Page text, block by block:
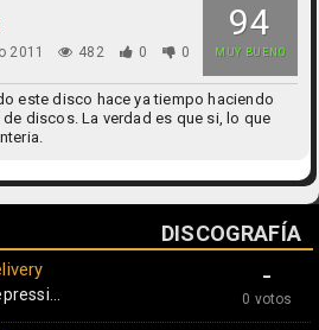
94
MUY BUENO
2011 482 0 0
este disco hace ya tiempo haciendo
discos. La verdad es que si, lo que
DISCOGRAFÍA
-
0 votos